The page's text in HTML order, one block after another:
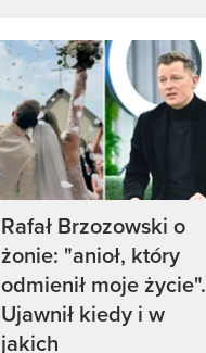
Rafał Brzozowski o
żonie: "anioł, który
odmienił moje życie".
Ujawnił kiedy i w
jakich